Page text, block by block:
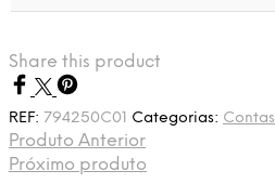
Share this product
REF: 794250C01 Categorias: Contas
Produto Anterior
Próximo produto